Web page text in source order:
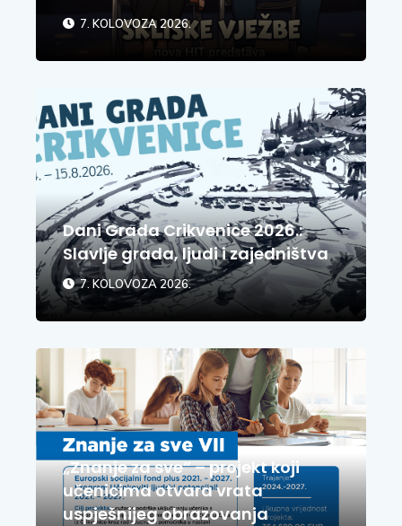
7. KOLOVOZA 2026.
Dani Grada Crikvenice 2026.:
Slavlje grada, ljudi i zajedništva
7. KOLOVOZA 2026.
„Znanje za sve“ – projekt koji
učenicima otvara vrata
uspješnijeg obrazovanja